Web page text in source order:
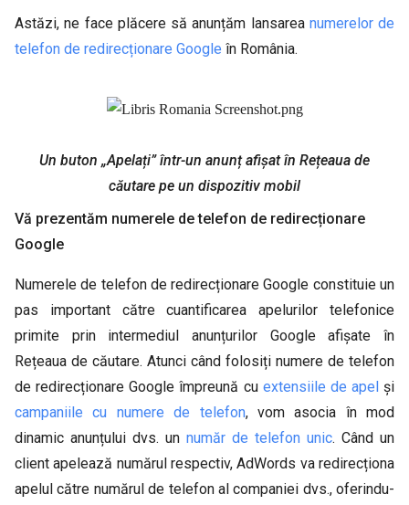
Astăzi, ne face plăcere să anunțăm lansarea numerelor de
telefon de redirecționare Google în România.
Un buton „Apelați” într-un anunț afișat în Rețeaua de
căutare pe un dispozitiv mobil
Vă prezentăm numerele de telefon de redirecționare
Google
Numerele de telefon de redirecționare Google constituie un
pas important către cuantificarea apelurilor telefonice
primite prin intermediul anunțurilor Google afișate în
Rețeaua de căutare. Atunci când folosiți numere de telefon
de redirecționare Google împreună cu extensiile de apelși
campaniile cu numere de telefon, vom asocia în mod
dinamic anunțului dvs. un număr de telefon unic. Când un
client apelează numărul respectiv, AdWords va redirecționa
apelul către numărul de telefon al companiei dvs., oferindu-